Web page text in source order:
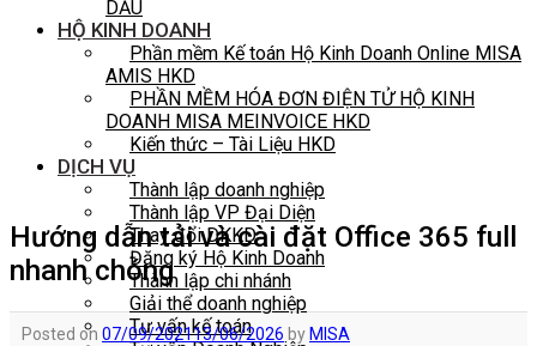
DẦU
HỘ KINH DOANH
Phần mềm Kế toán Hộ Kinh Doanh Online MISA
AMIS HKD
PHẦN MỀM HÓA ĐƠN ĐIỆN TỬ HỘ KINH
DOANH MISA MEINVOICE HKD
Kiến thức – Tài Liệu HKD
DỊCH VỤ
Thành lập doanh nghiệp
Thành lập VP Đại Diện
Thay đổi DKKD
Đăng ký Hộ Kinh Doanh
Thành lập chi nhánh
Giải thể doanh nghiệp
Tư vấn kế toán
Hướng dẫn tải và cài đặt Office 365 full
nhanh chóng
Posted on 07/09/202113/06/2026 by MISA